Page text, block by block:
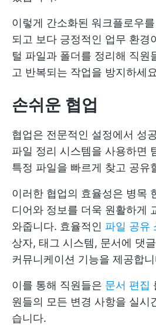
이렇게 간소화된 워크플로우
되고 보다 긍정적인 업무 환경
털 파일과 폴더를 정리해 직원
고 반복되는 작업을 방지하세
손쉬운 협업
협업은 전문적인 설정에서 성
파일 정리 시스템을 사용하면
특정 파일을 빠르게 찾고 공유
이러한 협업의 효율성은 병목
디어와 정보를 더욱 원활하게
와줍니다. 효율적인 파일 공유
상자, 태그 시스템, 문서에 댓
커뮤니케이션 기능을 제공합
이를 통해 직원들은 문서 편집
원들의 모든 변경 사항을 실시
습니다.